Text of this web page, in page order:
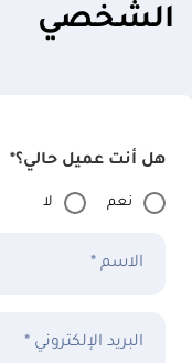
الشخصي
هل أنت عميل حالي؟*
نعم لا
الاسم *
البريد الإلكتروني *